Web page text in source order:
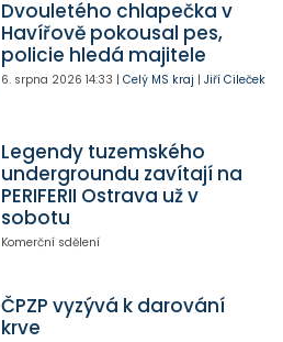
Dvouletého chlapečka v
Havířově pokousal pes,
policie hledá majitele
6. srpna 2026 14:33 | Celý MS kraj | Jiří Cileček
Legendy tuzemského
undergroundu zavítají na
PERIFERII Ostrava už v
sobotu
Komerční sdělení
ČPZP vyzývá k darování
krve